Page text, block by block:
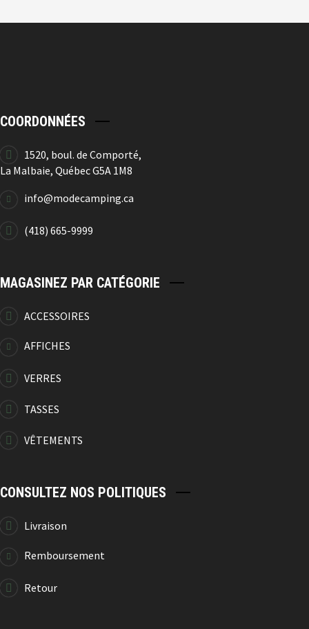
COORDONNÉES
1520, boul. de Comporté,
La Malbaie, Québec G5A 1M8
info@modecamping.ca
(418) 665-9999
MAGASINEZ PAR CATÉGORIE
ACCESSOIRES
AFFICHES
VERRES
TASSES
VÊTEMENTS
CONSULTEZ NOS POLITIQUES
Livraison
Remboursement
Retour